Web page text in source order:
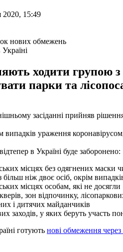
2020, 15:49
ходити групою
парки та
засіданні прийняв
випадків ураження
в Україні буде заборонено:
місцях без одягнених маски
ніж двоє осіб, окрім
місцях особам, які не
зон відпочинку,
і дитячих майданчиків
заходів, у яких беруть участь
готують нові обмеження